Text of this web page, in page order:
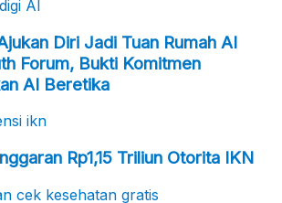
Diri Jadi Tuan Rumah AI
Forum, Bukti Komitmen
AI Beretika
Rp1,15 Triliun Otorita IKN